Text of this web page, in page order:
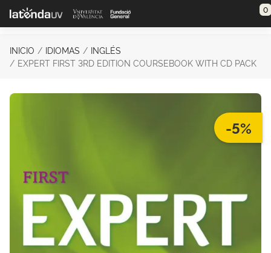
Saltar al contenido principal 0
INICIO IDIOMAS
INGLÉS
EXPERT FIRST 3RD EDITION COURSEBOOK WITH CD PACK
-5%